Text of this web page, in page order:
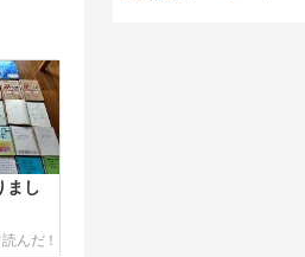
まし